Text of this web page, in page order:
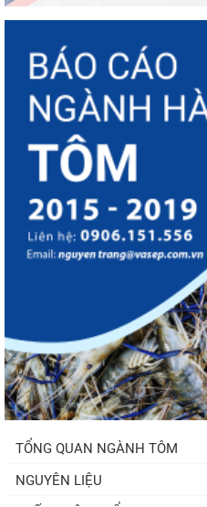
TỔNG QUAN NGÀNH TÔM
NGUYÊN LIỆU